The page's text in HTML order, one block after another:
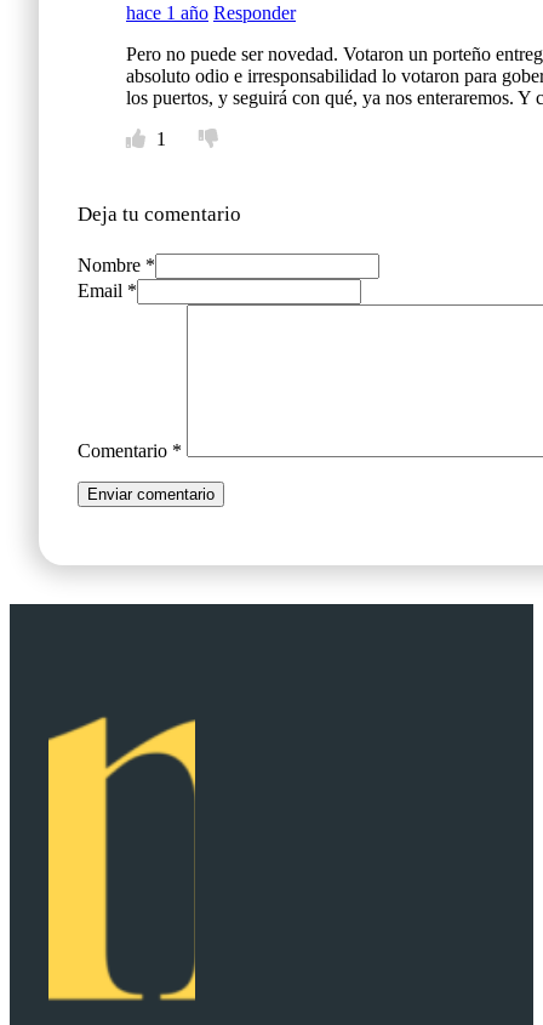
hace 1 año Responder
Pero no puede ser novedad. Votaron un porteño
absoluto odio e irresponsabilidad lo votaron para
los puertos, y seguirá con qué, ya nos enteraremos. Y
1
Deja tu comentario
Nombre *
Email *
Comentario *